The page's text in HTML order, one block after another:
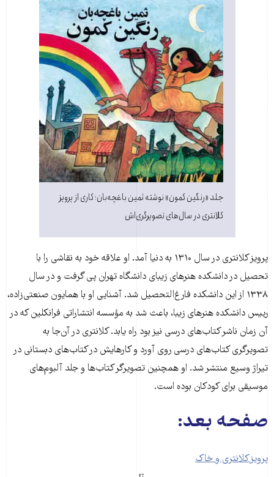
جلد «رنگین کمون» نوشته ثمین باغچه‌بان؛ کاری از پرویز
کلانتری در سال‌های تصویرگری‌اش
پرویز کلانتری در سال ۱۳۱۰ به دنیا آمد. او علاقه خود به نقاشی را با
تحصیل در دانشکده هنرهای زیبای دانشگاه تهران پی گرفت و در سال
۱۳۳۸ از این دانشکده فارغ‌التحصیل شد. آشنایی او با همایون صنعتی‌زاده،
رییس دانشکده هنرهای زیبا، باعث شد به مؤسسه انتشاراتی فرانکلین که در
آن زمان ناشر کتاب‌های درسی نیز بود راه یابد. کلانتری در آن‌جا به
تصویرگری کتاب‌های درسی روی آورد و کارهایش در کتاب‌های دبستانی در
تیراژ وسیع منتشر شد. او همچنین تصویرگر کتاب‌ها و جلد آلبوم‌های
موسیقی برای کودکان بوده است.
صفحه بعد:
پرویز کلانتری و خاک